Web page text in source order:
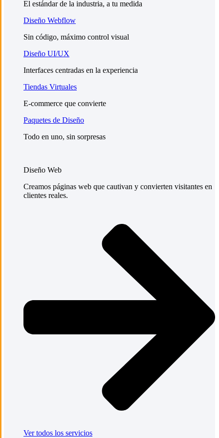
El estándar de la industria, a tu medida
Diseño Webflow
Sin código, máximo control visual
Diseño UI/UX
Interfaces centradas en la experiencia
Tiendas Virtuales
E-commerce que convierte
Paquetes de Diseño
Todo en uno, sin sorpresas
Diseño Web
Creamos páginas web que cautivan y convierten visitantes en
clientes reales.
Ver todos los servicios